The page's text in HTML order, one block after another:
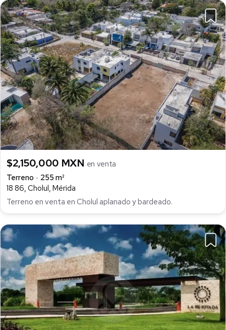
$2,150,000 MXN en venta
Terreno
255 m²
18 86, Cholul, Mérida
Terreno en venta en Cholul aplanado y bardeado.